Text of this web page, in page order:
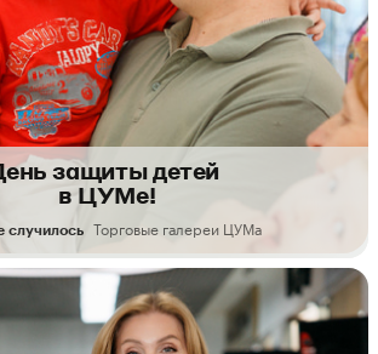
защиты детей
в ЦУМе!
случилось Торговые галереи ЦУМа